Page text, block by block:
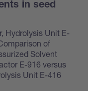
in seed
Hydrolysis Unit E-
of
Solvent
E-916 versus
Unit E-416